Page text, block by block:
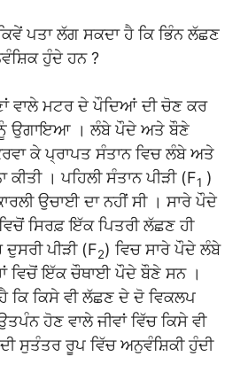
ਪਤਾ ਲੱਗ ਸਕਦਾ ਹੈ ਕਿ ਭਿੰਨ ਲੱਛਣ
ਹੁੰਦੇ ਹਨ ?
ਵਾਲੇ ਮਟਰ ਦੇ ਪੌਦਿਆਂ ਦੀ ਚੋਣ ਕਰ
ਉਗਾਇਆ । ਲੰਬੇ ਪੌਦੇ ਅਤੇ ਬੌਣੇ
ਕੇ ਪ੍ਰਾਪਤ ਸੰਤਾਨ ਵਿਚ ਲੰਬੇ ਅਤੇ
। ਪਹਿਲੀ ਸੰਤਾਨ ਪੀੜੀ (F1 )
ਉਚਾਈ ਦਾ ਨਹੀਂ ਸੀ । ਸਾਰੇ ਪੌਦੇ
ਸਿਰਫ਼ ਇੱਕ ਪਿਤਰੀ ਲੱਛਣ ਹੀ
ਦੁਸਰੀ ਪੀੜੀ (F2) ਵਿਚ ਸਾਰੇ ਪੌਦੇ ਲੰਬੇ
ਵਿਚੋਂ ਇੱਕ ਚੌਥਾਈ ਪੌਦੇ ਬੌਣੇ ਸਨ ।
ਕਿਸੇ ਵੀ ਲੱਛਣ ਦੇ ਦੋ ਵਿਕਲਪ
ਹੋਣ ਵਾਲੇ ਜੀਵਾਂ ਵਿੱਚ ਕਿਸੇ ਵੀ
ਸੁਤੰਤਰ ਰੂਪ ਵਿੱਚ ਅਨੁਵੰਸ਼ਿਕੀ ਹੁੰਦੀ